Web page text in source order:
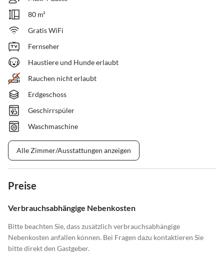
80 m²
Gratis WiFi
Fernseher
Haustiere und Hunde erlaubt
Rauchen nicht erlaubt
Erdgeschoss
Geschirrspüler
Waschmaschine
Alle Zimmer/Ausstattungen anzeigen
Preise
Verbrauchsabhängige Nebenkosten
Bitte beachten Sie, dass zusätzlich verbrauchsabhängige
Nebenkosten anfallen können. Bei Fragen dazu kontaktieren Sie
bitte direkt den Gastgeber.